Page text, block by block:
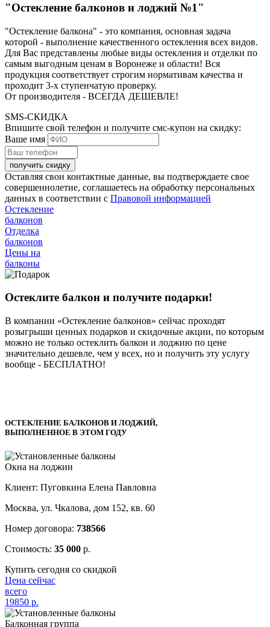
"Остекление балконов и лоджий №1"
"Остекление балкона" - это компания, основная задача
которой - выполнение качественного остекления всех видов.
Для Вас представлены любые виды остекления и отделки по
самым выгодным ценам в Воронеже и области! Вся
продукция соответствует строгим нормативам качества и
проходит 3-х ступенчатую проверку.
От производителя - ВСЕГДА ДЕШЕВЛЕ!
SMS-СКИДКА
Впишите свой телефон и получите смс-купон на скидку:
Ваше имя
получить скидку
Оставляя свои контактные данные, вы подтверждаете свое
совершеннолетие, соглашаетесь на обработку персональных
данных в соответствии с Правовой информацией
Остекление
балконов
Отделка
балконов
Цены на
балконы
Остеклите балкон и получите подарки!
В компании «Остекление балконов» сейчас проходят
розыгрыши ценных подарков и скидочные акции, по которым
можно не только остеклить балкон и лоджию по цене
значительно дешевле, чем у всех, но и получить эту услугу
вообще - БЕСПЛАТНО!
ОСТЕКЛЕНИЕ БАЛКОНОВ И ЛОДЖИЙ,
ВЫПОЛНЕННОЕ В ЭТОМ ГОДУ
Окна на лоджии
Клиент: Пуговкина Елена Павловна
Москва, ул. Чкалова, дом 152, кв. 60
Номер договора: 738566
Стоимость: 35 000 р.
Купить сегодня со скидкой
Цена сейчас
всего
19850 р.
Балконная группа